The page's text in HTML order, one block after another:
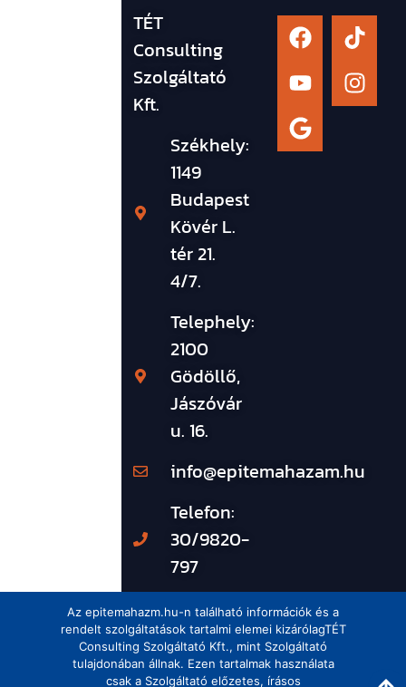
TÉT
Consulting
Szolgáltató
Kft.
Székhely:
1149
Budapest
Kövér L.
tér 21.
4/7.
Telephely:
2100
Gödöllő,
Jászóvár
u. 16.
info@epitemahazam.hu
Telefon:
30/9820-
797
Az epitemahazm.hu-n található információk és a
rendelt szolgáltatások tartalmi elemei kizárólagTÉT
Consulting Szolgáltató Kft., mint Szolgáltató
tulajdonában állnak. Ezen tartalmak használata
csak a Szolgáltató előzetes, írásos